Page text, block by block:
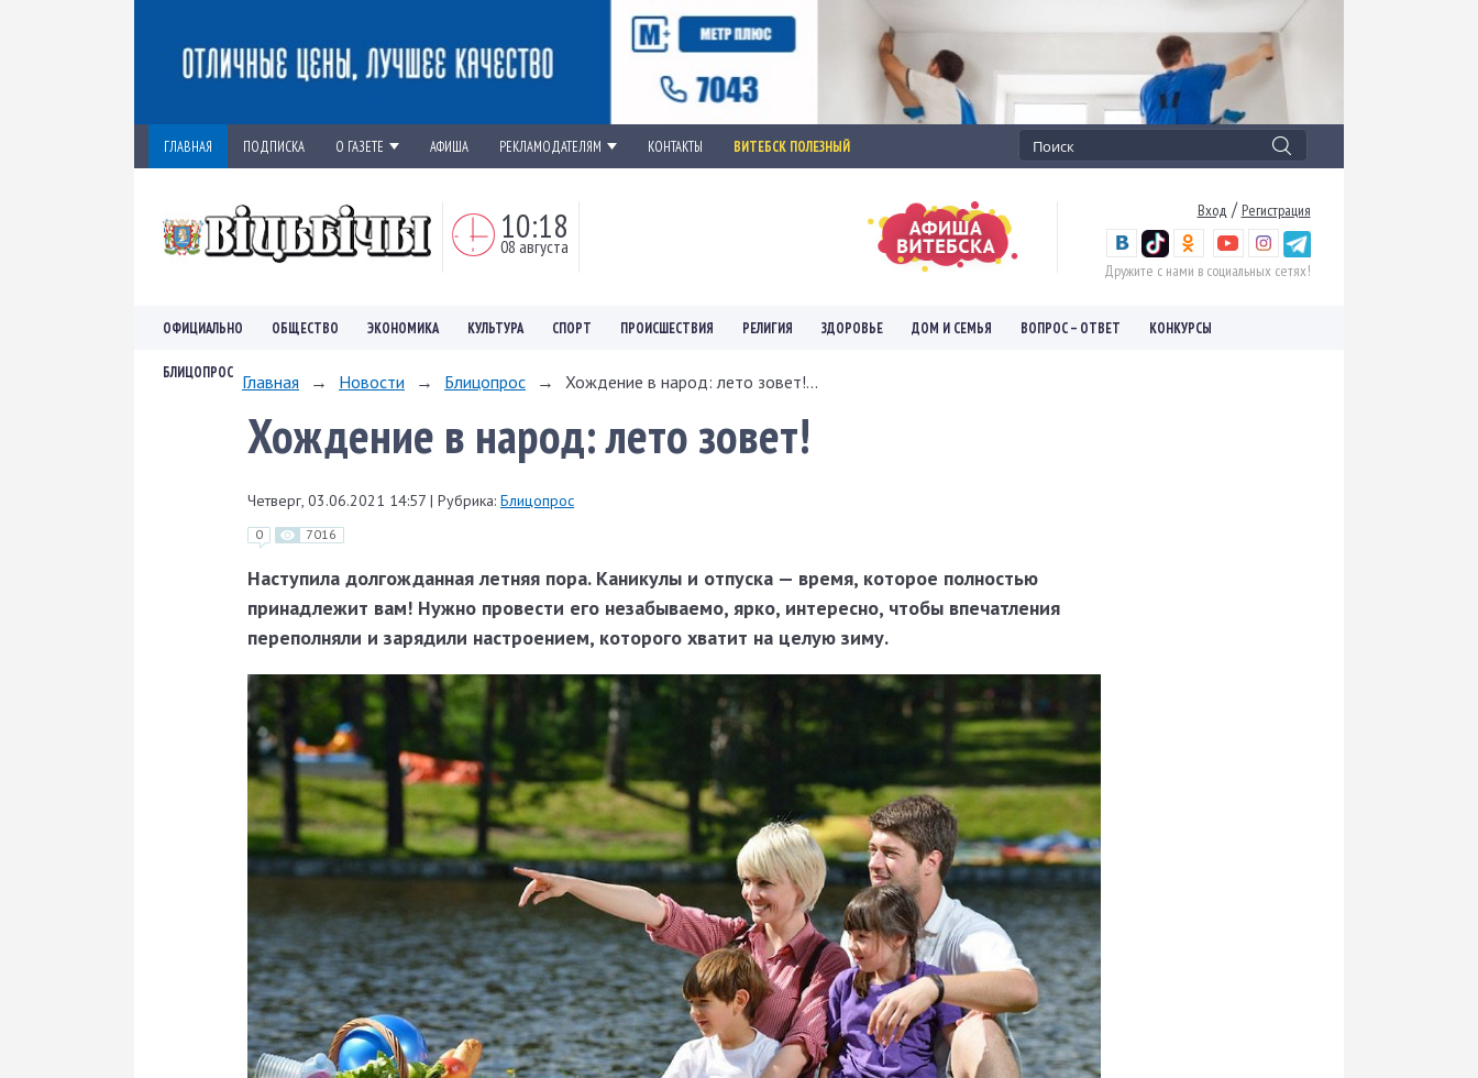
ГЛАВНАЯ ПОДПИСКА О ГАЗЕТЕ АФИША РЕКЛАМОДАТЕЛЯМ КОНТАКТЫ ВИТЕБСК ПОЛЕЗНЫЙ
10:18
08 августа
Вход / Регистрация
Дружите с нами в социальных сетях!
ОФИЦИАЛЬНО ОБЩЕСТВО ЭКОНОМИКА КУЛЬТУРА СПОРТ ПРОИСШЕСТВИЯ РЕЛИГИЯ ЗДОРОВЬЕ ДОМ И СЕМЬЯ ВОПРОС – ОТВЕТ КОНКУРСЫ
БЛИЦОПРОС Главная → Новости → Блицопрос → Хождение в народ: лето зовет!...
Хождение в народ: лето зовет!
Четверг, 03.06.2021 14:57 | Рубрика: Блицопрос
0 7016
Наступила долгожданная летняя пора. Каникулы и отпуска — время, которое полностью
принадлежит вам! Нужно провести его незабываемо, ярко, интересно, чтобы впечатления
переполняли и зарядили настроением, которого хватит на целую зиму.